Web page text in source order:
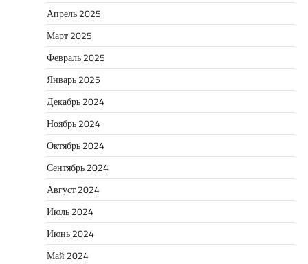
Апрель 2025
Март 2025
Февраль 2025
Январь 2025
Декабрь 2024
Ноябрь 2024
Октябрь 2024
Сентябрь 2024
Август 2024
Июль 2024
Июнь 2024
Май 2024